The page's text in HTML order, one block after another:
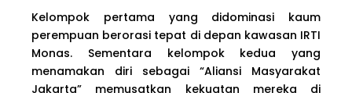
Kelompok pertama yang didominasi kaum
perempuan berorasi tepat di depan kawasan IRTI
Monas. Sementara kelompok kedua yang
menamakan diri sebagai “Aliansi Masyarakat
Jakarta” memusatkan kekuatan mereka di